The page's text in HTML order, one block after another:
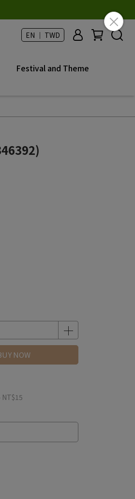
EN ｜ TWD
Festival and Theme
NOW
NT$15